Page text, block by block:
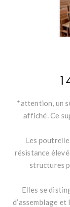
*attention, un
affiché. Ce
Les
résistance
structures
Elles se
d’assemblage